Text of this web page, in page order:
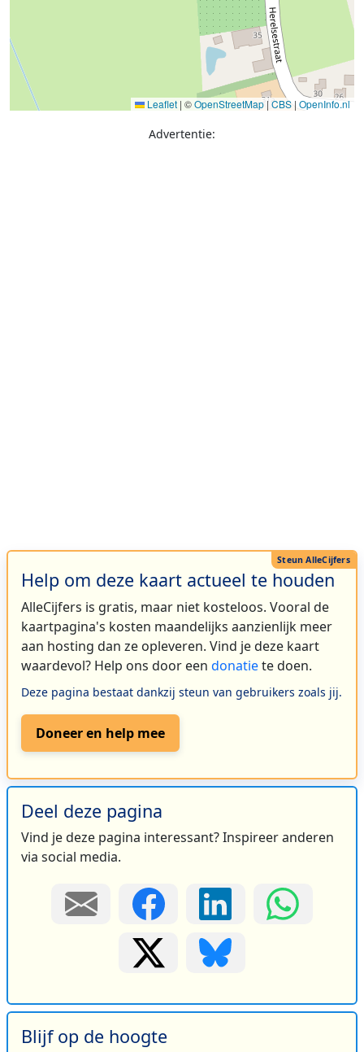
Leaflet | ©OpenStreetMap | CBS | OpenInfo.nl
Advertentie:
Help om deze kaart actueel te houden
AlleCijfers is gratis, maar niet kosteloos. Vooral de
kaartpagina's kosten maandelijks aanzienlijk meer
aan hosting dan ze opleveren. Vind je deze kaart
waardevol? Help ons door een donatiete doen.
Deze pagina bestaat dankzij steun van gebruikers zoals jij.
Doneer en help mee
Deel deze pagina
Vind je deze pagina interessant? Inspireer anderen
via social media.
Blijf op de hoogte